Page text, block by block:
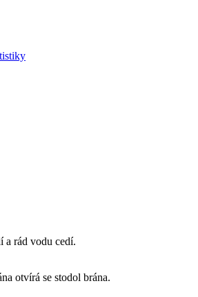
a rád vodu cedí.
otvírá se stodol brána.